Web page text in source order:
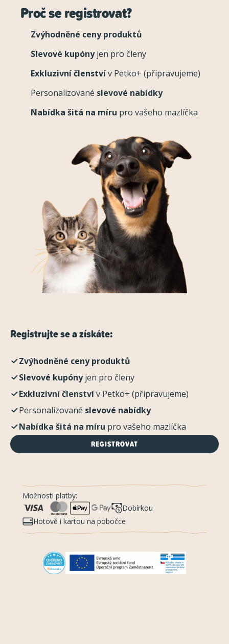
Proč se registrovat?
Zvýhodněné ceny produktů
Slevové kupónyjen pro členy
Exkluzivní členstvív Petko+ (připravujeme)
Personalizované slevové nabídky
Nabídka šitá na míru pro vašeho mazlíčka
Registrujte se a získáte:
Zvýhodněné ceny produktů
Slevové kupónyjen pro členy
Exkluzivní členstvív Petko+ (připravujeme)
Personalizované slevové nabídky
Nabídka šitá na míru pro vašeho mazlíčka
REGISTROVAT
Možnosti platby:
Dobírkou
Hotově i kartou na pobočce